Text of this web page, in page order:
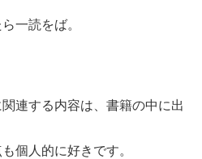
一読をば。
連する内容は、書籍の中に出
個人的に好きです。